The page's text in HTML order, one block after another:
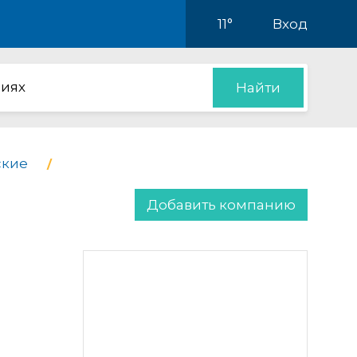
11° Вход
Найти
Добавить компанию